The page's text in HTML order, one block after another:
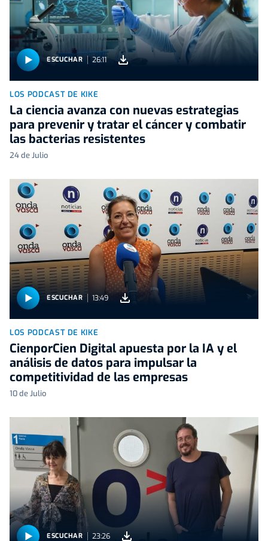
ESCUCHAR 26:11
LOS PODCAST DE KIKE
La ciencia avanza con nuevas estrategias
para prevenir y tratar el cáncer y combatir
las bacterias resistentes
24 de Julio
ESCUCHAR 13:49
LOS PODCAST DE KIKE
CienporCien Digital apuesta por la IA y el
análisis de datos para impulsar la
competitividad de las empresas
10 de Julio
ESCUCHAR 23:26